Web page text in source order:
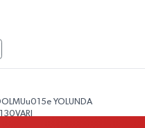
YOLUNDA